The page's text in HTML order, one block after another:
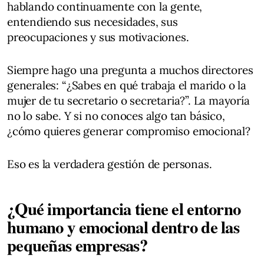
hablando continuamente con la gente,
entendiendo sus necesidades, sus
preocupaciones y sus motivaciones.
Siempre hago una pregunta a muchos directores
generales: “¿Sabes en qué trabaja el marido o la
mujer de tu secretario o secretaria?”. La mayoría
no lo sabe. Y si no conoces algo tan básico,
¿cómo quieres generar compromiso emocional?
Eso es la verdadera gestión de personas.
¿Qué importancia tiene el entorno
humano y emocional dentro de las
pequeñas empresas?